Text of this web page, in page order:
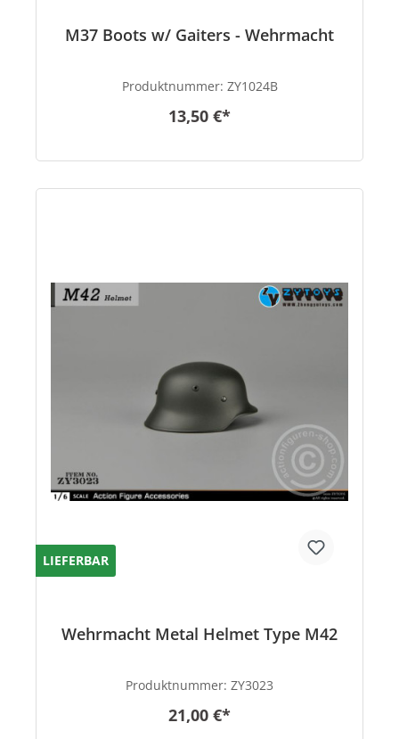
M37 Boots w/ Gaiters - Wehrmacht
Produktnummer: ZY1024B
13,50 €*
LIEFERBAR
Wehrmacht Metal Helmet Type M42
Produktnummer: ZY3023
21,00 €*